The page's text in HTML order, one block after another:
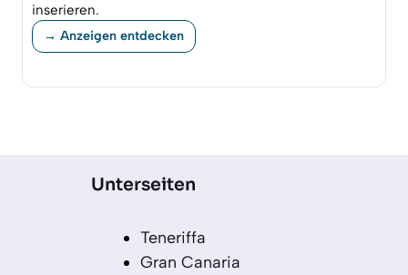
inserieren.
→ Anzeigen entdecken
Unterseiten
Teneriffa
Gran Canaria